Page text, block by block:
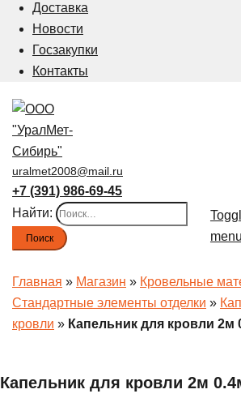
Доставка
Новости
Госзакупки
Контакты
uralmet2008@mail.ru
+7 (391) 986-69-45
Найти:
menu
Главная » Магазин » Кровельные
Стандартные элементы отделки »
кровли » Капельник для кровли 2м
Капельник для кровли 2м